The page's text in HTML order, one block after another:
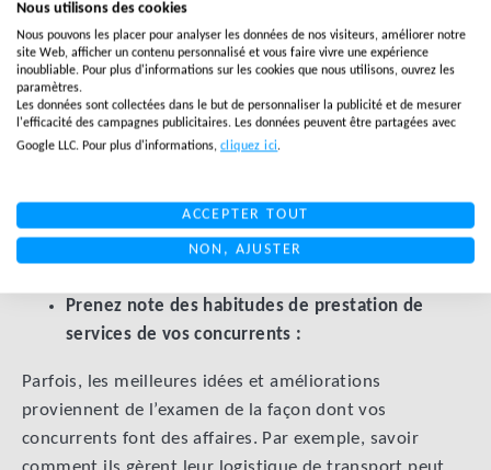
améliorer vos résultats :
Vous devez intégrer des outils d’enregistrement de
données afin de pouvoir gérer la surveillance des
circonstances pour votre secteur. Cela vous permet de
mettre en place des caisses de résonance d’analyse, de
œuvre la surveillance des circonstances, vous gérez
efficacement vos chaînes d’approvisionnement et
augmentez vos efforts.
Prenez note des habitudes de prestation de
services de vos concurrents :
Parfois, les meilleures idées et améliorations
proviennent de l’examen de la façon dont vos
concurrents font des affaires. Par exemple, savoir
Nous utilisons des cookies
Nous pouvons les placer pour analyser les données de nos visiteurs, améliorer notre
site Web, afficher un contenu personnalisé et vous faire vivre une expérience
inoubliable. Pour plus d'informations sur les cookies que nous utilisons, ouvrez les
paramètres.
Les données sont collectées dans le but de personnaliser la publicité et de mesurer
l'efficacité des campagnes publicitaires. Les données peuvent être partagées avec
Google LLC. Pour plus d'informations, cliquez ici.
ACCEPTER TOUT
NON, AJUSTER